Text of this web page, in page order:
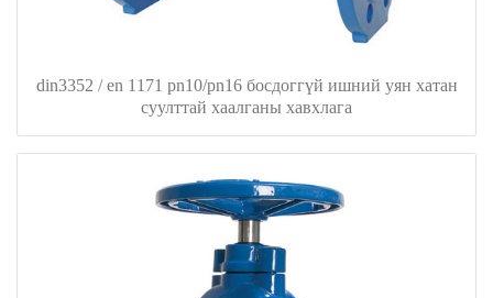
din3352 / en 1171 pn10/pn16 босдоггүй ишний уян хатан
суулттай хаалганы хавхлага